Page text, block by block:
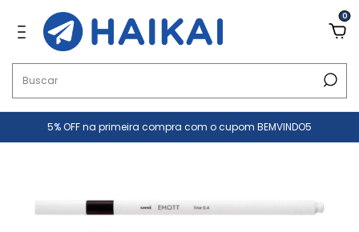
0
5% OFF na primeira compra com o cupom BEMVINDO5